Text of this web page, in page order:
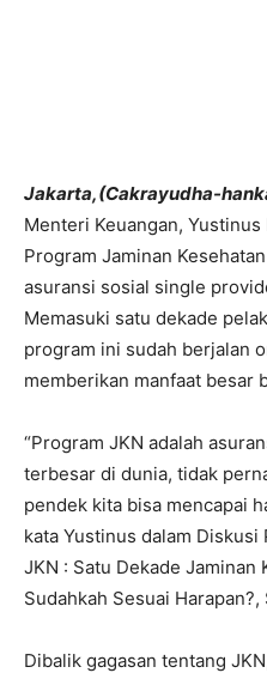
Jakarta,(Cakrayudha-
Menteri Keuangan,
Program Jaminan
asuransi sosial single
Memasuki satu dekade
program ini sudah berjalan
memberikan manfaat besar
“Program JKN adalah
terbesar di dunia, tidak
pendek kita bisa mencapai
kata Yustinus dalam
JKN : Satu Dekade Jaminan
Sudahkah Sesuai Harapan?,
Dibalik gagasan tentang